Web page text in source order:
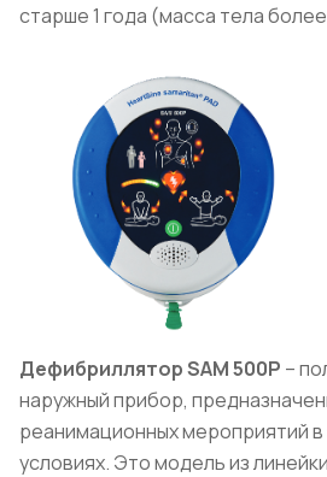
старше 1 года (масса тела более
ДефибрилляторSAM500Р –
наружный прибор,
реанимационных мероприятий
условиях. Это модель из